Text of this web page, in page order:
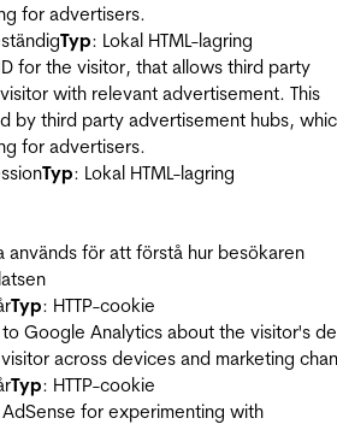
for advertisers.
Typ: Lokal HTML-lagring
for the visitor, that allows third party
with relevant advertisement. This
by third party advertisement hubs,
for advertisers.
Typ: Lokal HTML-lagring
används för att förstå hur besökaren
Typ: HTTP-cookie
Google Analytics about the visitor's
across devices and marketing
Typ: HTTP-cookie
for experimenting with